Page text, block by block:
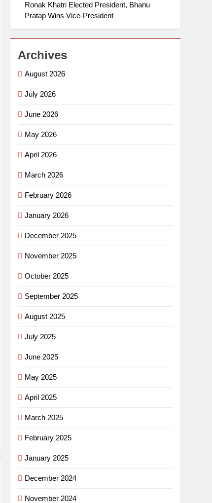
Ronak Khatri Elected President, Bhanu
Pratap Wins Vice-President
Archives
August 2026
July 2026
June 2026
May 2026
April 2026
March 2026
February 2026
January 2026
December 2025
November 2025
October 2025
September 2025
August 2025
July 2025
June 2025
May 2025
April 2025
March 2025
February 2025
January 2025
December 2024
November 2024